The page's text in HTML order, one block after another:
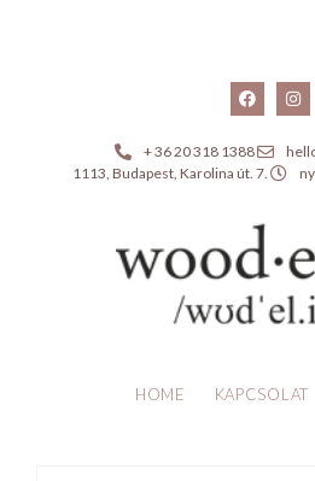
+ 36 20 318 1388
1113, Budapest, Karolina út. 7.
HOME KAPCSOLAT